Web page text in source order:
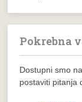
Pokrebna
Dostupni smo
postaviti pitanja